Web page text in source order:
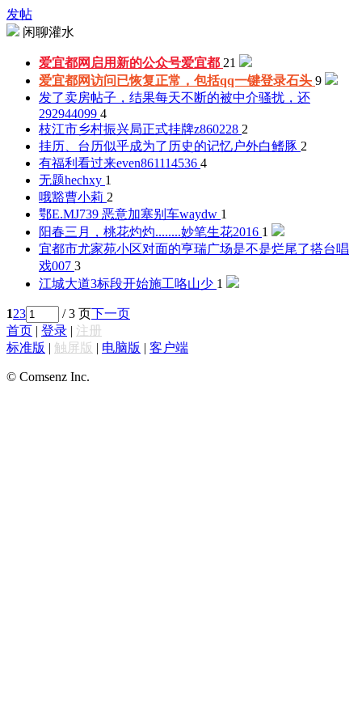
发帖
闲聊灌水
爱宜都网启用新的公众号爱宜都 21
爱宜都网访问已恢复正常，包括qq一键登录石头 9
发了卖房帖子，结果每天不断的被中介骚扰，还
292944099 4
枝江市乡村振兴局正式挂牌z860228 2
挂历、台历似乎成为了历史的记忆户外白鳍豚 2
有福利看过来even861114536 4
无题hechxy 1
哦豁曹小莉 2
鄂E.MJ739 恶意加塞别车waydw 1
阳春三月，桃花灼灼........妙笔生花2016 1
宜都市尤家苑小区对面的亨瑞广场是不是烂尾了搭台唱
戏007 3
江城大道3标段开始施工咯山少 1
123 / 3 页下一页
首页 | 登录 | 注册
标准版 | 触屏版 | 电脑版 | 客户端
© Comsenz Inc.